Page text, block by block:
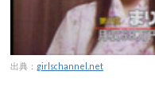
出典： girlschannel.net